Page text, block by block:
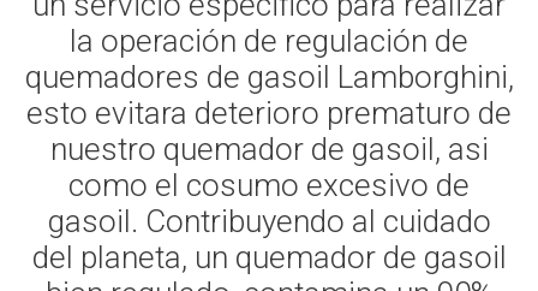
la operación de regulación de
quemadores de gasoil Lamborghini,
esto evitara deterioro prematuro de
nuestro quemador de gasoil, asi
como el cosumo excesivo de
gasoil. Contribuyendo al cuidado
del planeta, un quemador de gasoil